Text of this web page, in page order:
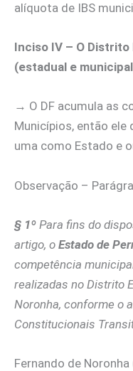
alíquota de IBS
Inciso IV – O
(estadual e
→ O DF acumula as
Municípios, então
uma como Estado e
Observação –
§ 1º Para fins do
artigo, o Estado de
competência
realizadas no Distrito
Noronha, conforme o
Constitucionais
Fernando de